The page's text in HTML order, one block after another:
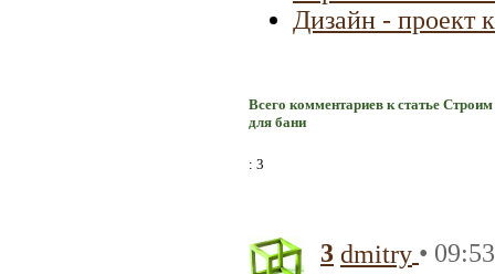
Дизайн - проект
Всего комментариев к статье
для бани
: 3
3 dmitry •